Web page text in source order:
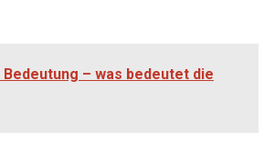
Bedeutung – was bedeutet die